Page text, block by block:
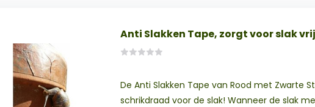
Anti Slakken Tape, zorgt voor slak
De Anti Slakken Tape van Rood met Zwarte
schrikdraad voor de slak! Wanneer de slak